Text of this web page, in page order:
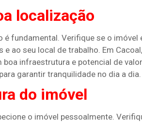
localização
é fundamental. Verifique se o imóvel
ao seu local de trabalho. Em
boa infraestrutura e potencial de
garantir tranquilidade no dia a dia​.
do imóvel
o imóvel pessoalmente.